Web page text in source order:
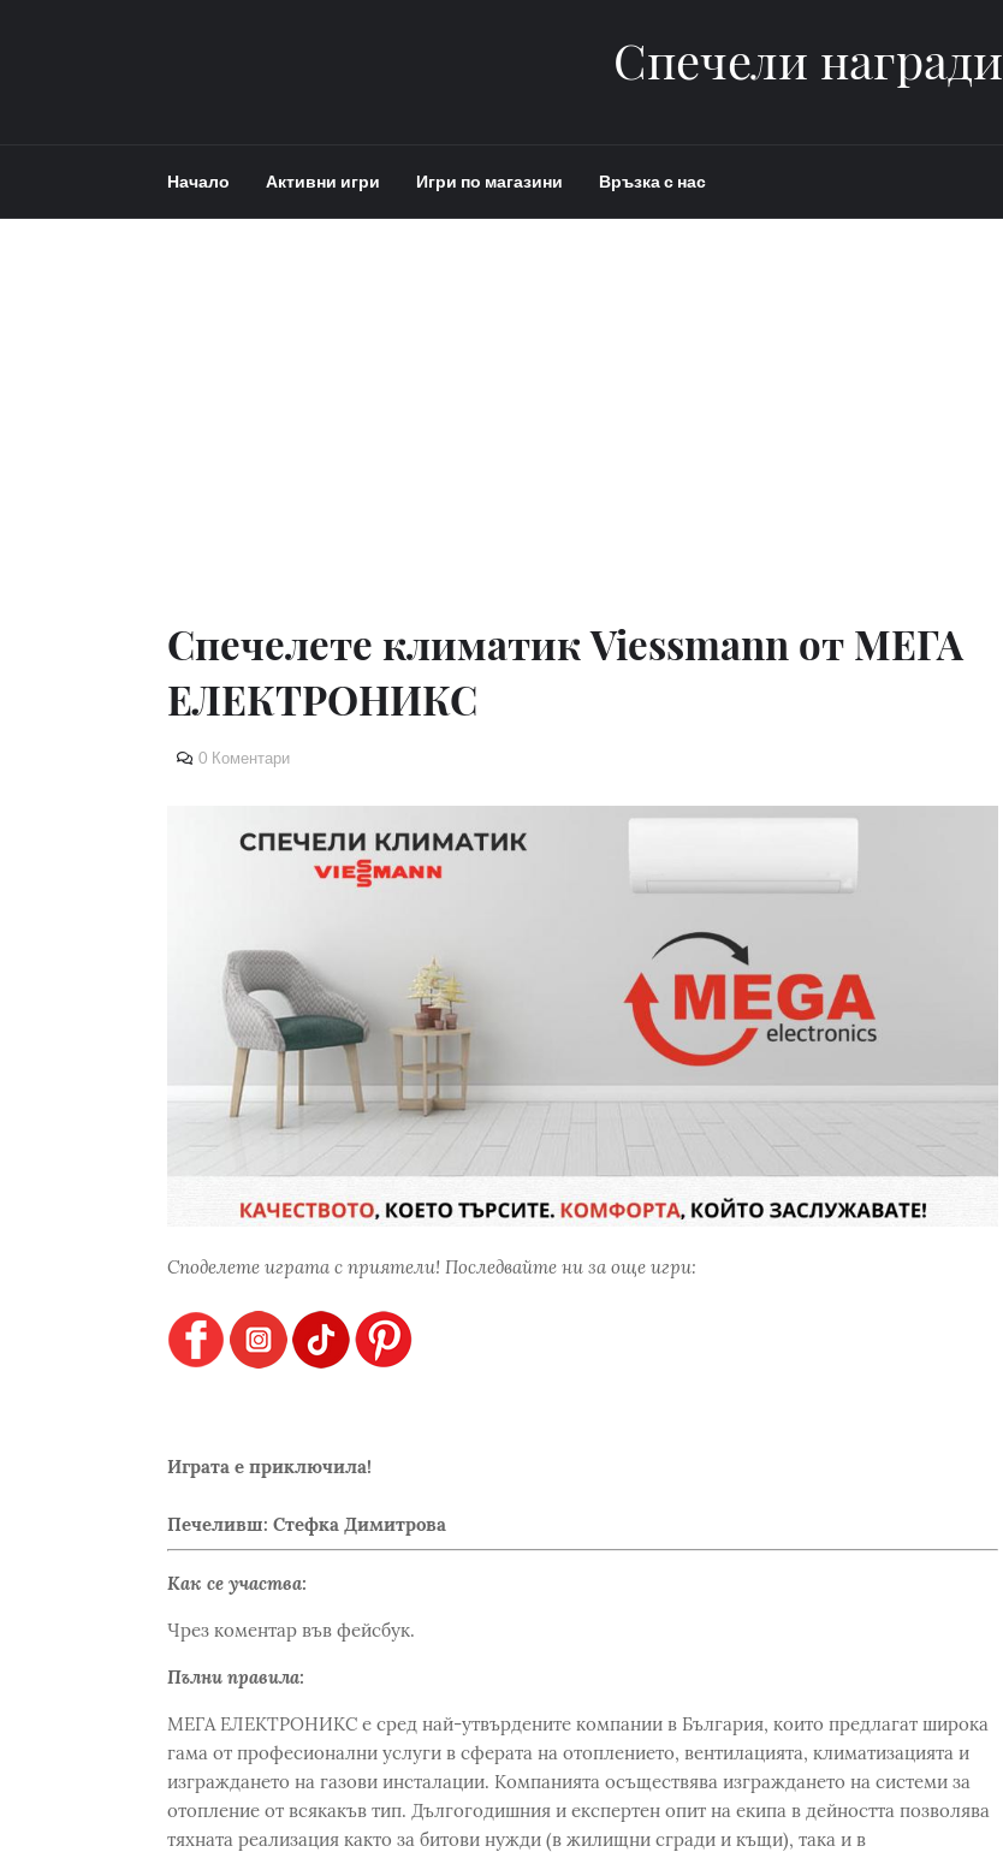
Спечели награди
Начало Активни игри Игри по магазини Връзка с нас
Спечелете климатик Viessmann от МЕГА
ЕЛЕКТРОНИКС
0 Коментари
Споделете играта с приятели! Последвайте ни за още игри:
Играта е приключила!
Печеливш: Стефка Димитрова
Как се участва:
Чрез коментар във фейсбук.
Пълни правила:
МЕГА ЕЛЕКТРОНИКС е сред най-утвърдените компании в България, които предлагат широка
гама от професионални услуги в сферата на отоплението, вентилацията, климатизацията и
изграждането на газови инсталации. Компанията осъществява изграждането на системи за
отопление от всякакъв тип. Дългогодишния и експертен опит на екипа в дейността позволява
тяхната реализация както за битови нужди (в жилищни сгради и къщи), така и в